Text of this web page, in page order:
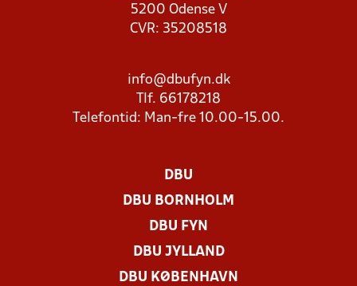
5200 Odense V
CVR: 35208518
info@dbufyn.dk
Tlf. 66178218
Telefontid: Man-fre 10.00-15.00.
DBU
DBU BORNHOLM
DBU FYN
DBU JYLLAND
DBU KØBENHAVN